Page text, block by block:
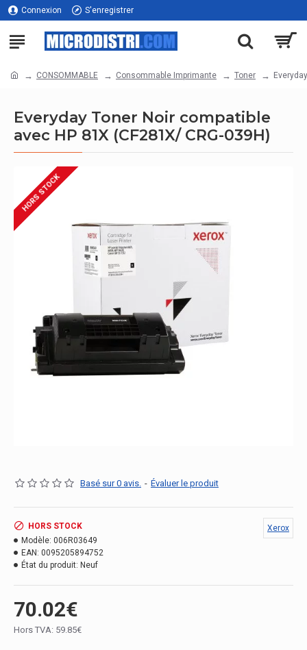
Connexion S'enregistrer
CONSOMMABLE Consommable Imprimante Toner
Everyday Toner Noir compatible
avec HP 81X (CF281X/ CRG-039H)
HORS STOCK
Basé sur 0 avis. - Évaluer le produit
70.02€
Hors TVA: 59.85€
HORS STOCK
Modèle: 006R03649
EAN: 0095205894752
État du produit: Neuf
Xerox